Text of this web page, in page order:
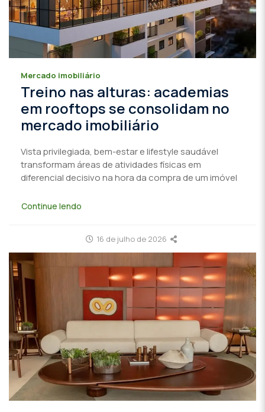
Mercado imobiliário
Treino nas alturas: academias
em rooftops se consolidam no
mercado imobiliário
Vista privilegiada, bem-estar e lifestyle saudável
transformam áreas de atividades físicas em
diferencial decisivo na hora da compra de um imóvel
Continue lendo
16 de julho de 2026